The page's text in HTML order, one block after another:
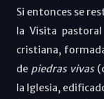
Si entonces se
la Visita
cristiana,
de piedras vivas
la Iglesia,